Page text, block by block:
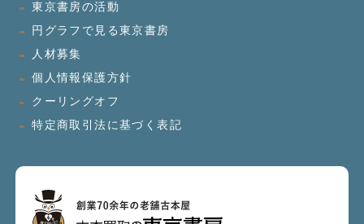
東京書房の活動
円グラフで見る東京書房
人材募集
個人情報保護方針
クーリングオフ
特定商取引法に基づく表記